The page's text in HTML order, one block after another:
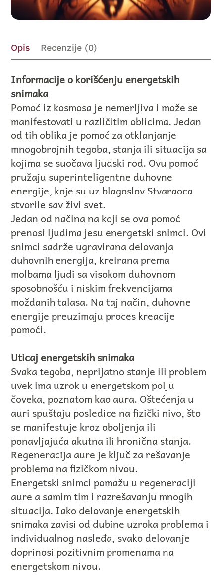
Opis Recenzije (0)
Informacije o korišćenju energetskih
snimaka
Pomoć iz kosmosa je nemerljiva i može se
manifestovati u različitim oblicima. Jedan
od tih oblika je pomoć za otklanjanje
mnogobrojnih tegoba, stanja ili situacija sa
kojima se suočava ljudski rod. Ovu pomoć
pružaju superinteligentne duhovne
energije, koje su uz blagoslov Stvaraoca
stvorile sav živi svet.
Jedan od načina na koji se ova pomoć
prenosi ljudima jesu energetski snimci. Ovi
snimci sadrže ugravirana delovanja
duhovnih energija, kreirana prema
molbama ljudi sa visokom duhovnom
sposobnošću i niskim frekvencijama
moždanih talasa. Na taj način, duhovne
energije preuzimaju proces kreacije
pomoći.
Uticaj energetskih snimaka
Svaka tegoba, neprijatno stanje ili problem
uvek ima uzrok u energetskom polju
čoveka, poznatom kao aura. Oštećenja u
auri spuštaju posledice na fizički nivo, što
se manifestuje kroz oboljenja ili
ponavljajuća akutna ili hronična stanja.
Regeneracija aure je ključ za rešavanje
problema na fizičkom nivou.
Energetski snimci pomažu u regeneraciji
aure a samim tim i razrešavanju mnogih
situacija. Iako delovanje energetskih
snimaka zavisi od dubine uzroka problema i
individualnog nasleđa, svako delovanje
doprinosi pozitivnim promenama na
energetskom nivou.